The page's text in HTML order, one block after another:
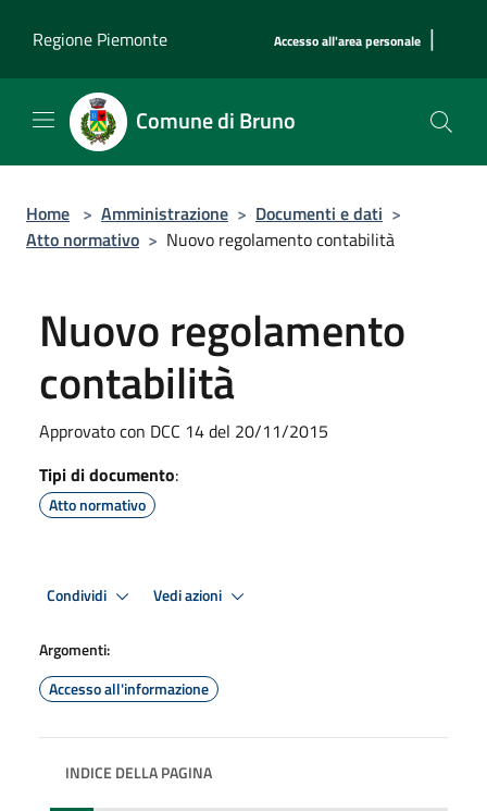
Regione Piemonte
Accesso all'area personale |
Comune di Bruno
Home > Amministrazione > Documenti e dati >
Atto normativo > Nuovo regolamento contabilità
Nuovo regolamento
contabilità
Approvato con DCC 14 del 20/11/2015
Tipi di documento:
Atto normativo
Condividi Vedi azioni
Argomenti:
Accesso all'informazione
INDICE DELLA PAGINA